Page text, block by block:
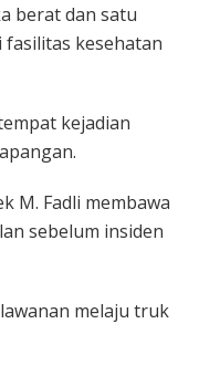
berat dan satu
kesehatan
kejadian
M. Fadli membawa
sebelum insiden
melaju truk